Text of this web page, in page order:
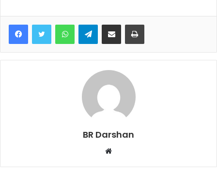
Telegram
BR Darshan